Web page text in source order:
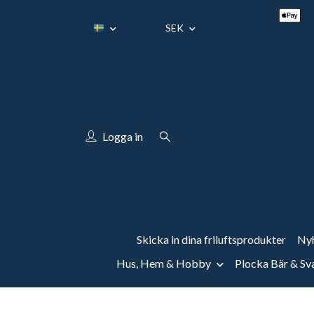
SEK
Logga in
Skicka in dina friluftsprodukter
Hus, Hem & Hobby
Plocka Bär &